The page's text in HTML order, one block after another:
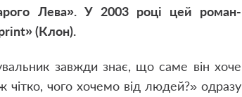
Лева». У 2003 році цей роман-
(Клон).
завжди знає, що саме він хоче
чого хочемо від людей?» одразу